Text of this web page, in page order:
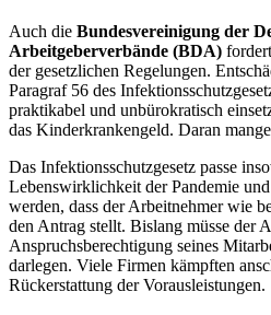
Auch die Bundesvereinigung der
Arbeitgeberverbände (BDA)
der gesetzlichen Regelungen.
Paragraf 56 des
praktikabel und unbürokratisch
das Kinderkrankengeld. Daran
Das Infektionsschutzgesetz passe
Lebenswirklichkeit der Pandemie
werden, dass der Arbeitnehmer wie
den Antrag stellt. Bislang müsse der
Anspruchsberechtigung seines
darlegen. Viele Firmen kämpften
Rückerstattung der Vorausleistungen.